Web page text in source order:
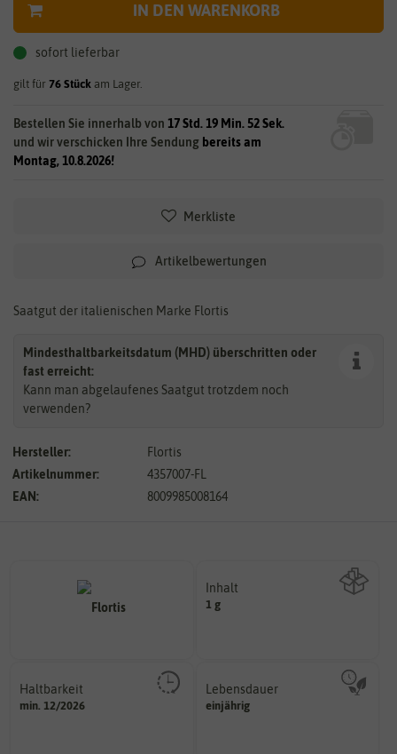
IN DEN WARENKORB
sofort lieferbar
gilt für 76 Stück am Lager.
Bestellen Sie innerhalb von 17 Std. 19 Min. 51 Sek.
und wir verschicken Ihre Sendung bereits am
Montag, 10.8.2026!
Merkliste
Artikelbewertungen
Saatgut der italienischen Marke Flortis
Mindesthaltbarkeitsdatum (MHD) überschritten oder
fast erreicht:
Kann man abgelaufenes Saatgut trotzdem noch
verwenden?
Hersteller:
Flortis
Artikelnummer:
4357007-FL
EAN:
8009985008164
Inhalt
1 g
Haltbarkeit
min. 12/2026
und Pflanzgut sehr gut keimen
sollte.
Lebensdauer
einjährig
einjährig, zweijährig oder
mehrjährig.